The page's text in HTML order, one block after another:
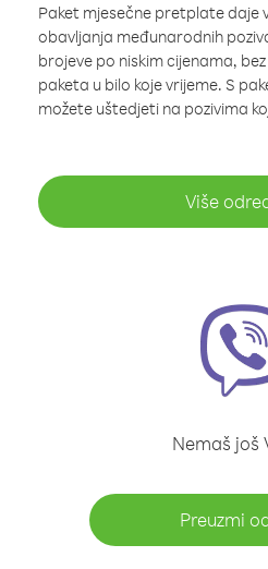
Paket mjesečne pretplate daje
obavljanja međunarodnih
brojeve po niskim cijenama,
paketa u bilo koje vrijeme. S
možete uštedjeti na pozivima
Više
Nemaš još
Preuzmi